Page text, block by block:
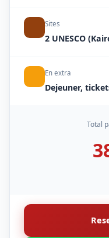
Sites
2 UNESCO
En extra
Dejeuner,
Total